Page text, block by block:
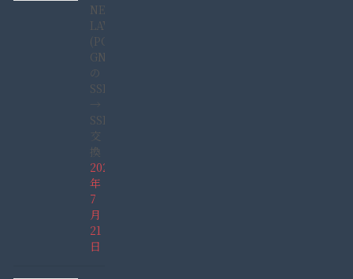
NEC
LAVIE
(PC-
GN165GDAD)
の
SSHD
→
SSD
交
換
2022
年
7
月
21
日